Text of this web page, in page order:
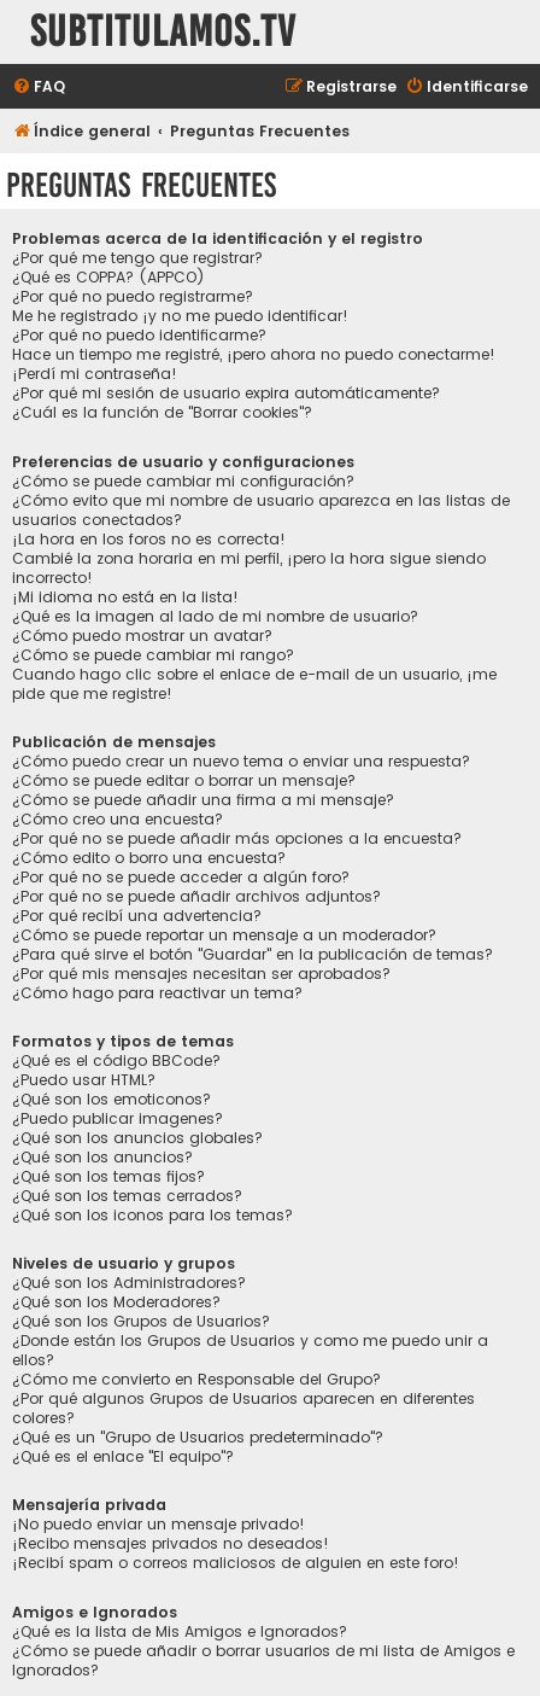
subtitulamos.tv
FAQ Identificarse
Registrarse
Índice general Preguntas Frecuentes
Preguntas Frecuentes
Problemas acerca de la identificación y el registro
¿Por qué me tengo que registrar?
¿Qué es COPPA? (APPCO)
¿Por qué no puedo registrarme?
Me he registrado ¡y no me puedo identificar!
¿Por qué no puedo identificarme?
Hace un tiempo me registré, ¡pero ahora no puedo conectarme!
¡Perdí mi contraseña!
¿Por qué mi sesión de usuario expira automáticamente?
¿Cuál es la función de "Borrar cookies"?
Preferencias de usuario y configuraciones
¿Cómo se puede cambiar mi configuración?
¿Cómo evito que mi nombre de usuario aparezca en las listas de
usuarios conectados?
¡La hora en los foros no es correcta!
Cambié la zona horaria en mi perfil, ¡pero la hora sigue siendo
incorrecto!
¡Mi idioma no está en la lista!
¿Qué es la imagen al lado de mi nombre de usuario?
¿Cómo puedo mostrar un avatar?
¿Cómo se puede cambiar mi rango?
Cuando hago clic sobre el enlace de e-mail de un usuario, ¡me
pide que me registre!
Publicación de mensajes
¿Cómo puedo crear un nuevo tema o enviar una respuesta?
¿Cómo se puede editar o borrar un mensaje?
¿Cómo se puede añadir una firma a mi mensaje?
¿Cómo creo una encuesta?
¿Por qué no se puede añadir más opciones a la encuesta?
¿Cómo edito o borro una encuesta?
¿Por qué no se puede acceder a algún foro?
¿Por qué no se puede añadir archivos adjuntos?
¿Por qué recibí una advertencia?
¿Cómo se puede reportar un mensaje a un moderador?
¿Para qué sirve el botón "Guardar" en la publicación de temas?
¿Por qué mis mensajes necesitan ser aprobados?
¿Cómo hago para reactivar un tema?
Formatos y tipos de temas
¿Qué es el código BBCode?
¿Puedo usar HTML?
¿Qué son los emoticonos?
¿Puedo publicar imagenes?
¿Qué son los anuncios globales?
¿Qué son los anuncios?
¿Qué son los temas fijos?
¿Qué son los temas cerrados?
¿Qué son los iconos para los temas?
Niveles de usuario y grupos
¿Qué son los Administradores?
¿Qué son los Moderadores?
¿Qué son los Grupos de Usuarios?
¿Donde están los Grupos de Usuarios y como me puedo unir a
ellos?
¿Cómo me convierto en Responsable del Grupo?
¿Por qué algunos Grupos de Usuarios aparecen en diferentes
colores?
¿Qué es un "Grupo de Usuarios predeterminado"?
¿Qué es el enlace "El equipo"?
Mensajería privada
¡No puedo enviar un mensaje privado!
¡Recibo mensajes privados no deseados!
¡Recibí spam o correos maliciosos de alguien en este foro!
Amigos e Ignorados
¿Qué es la lista de Mis Amigos e Ignorados?
¿Cómo se puede añadir o borrar usuarios de mi lista de Amigos e
Ignorados?